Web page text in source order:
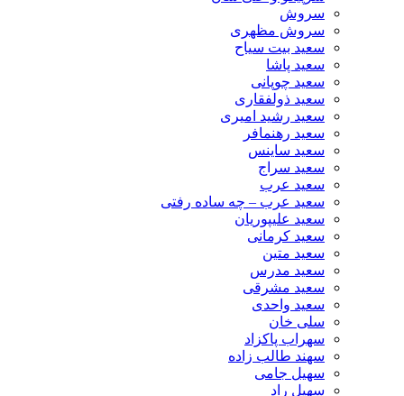
سروش
سروش مظهری
سعید بیت سیاح
سعید پاشا
سعید چوپانی
سعید ذولفقاری
سعید رشید امیری
سعید رهنمافر
سعید ساینس
سعید سراج
سعید عرب
سعید عرب – چه ساده رفتی
سعید علیپوریان
سعید کرمانی
سعید متین
سعید مدرس
سعید مشرقی
سعید واحدی
سلی خان
سهراب پاکزاد
سهند طالب زاده
سهیل جامی
سهیل راد